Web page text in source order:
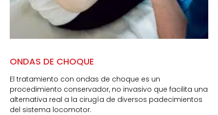
ONDAS DE CHOQUE
El tratamiento con ondas de choque es un
procedimiento conservador, no invasivo que facilita una
alternativa real a la cirugía de diversos padecimientos
del sistema locomotor.